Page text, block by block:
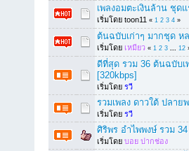
เพลงอมตะเงินล้าน ชุด
เริ่มโดย toon11 « 1 2 3 4 »
ต้นฉบับเก่าๆ มากชุด ห
เริ่มโดย เหมียว « 1 2 3 ... 12
ดีที่สุด รวม 36 ต้นฉบับเ
[320kbps]
เริ่มโดย รวี
รวมเพลง ดาวใต้ ปลาย
เริ่มโดย รวี
ศิริพร อำไพพงษ์ รวม
เริ่มโดย บอย ปากช่อง